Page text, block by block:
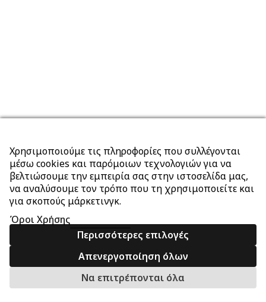
Χρησιμοποιούμε τις πληροφορίες που συλλέγονται
μέσω cookies και παρόμοιων τεχνολογιών για να
βελτιώσουμε την εμπειρία σας στην ιστοσελίδα μας,
να αναλύσουμε τον τρόπο που τη χρησιμοποιείτε και
για σκοπούς μάρκετινγκ.
Όροι Χρήσης
Περισσότερες επιλογές
Απενεργοποίηση όλων
Να επιτρέπονται όλα